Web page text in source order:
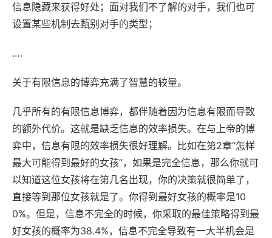
信息隐藏来获得好处；面对我们不了解的对手，我们也可
设置某些机制去甄别对手的类型；
.…
关于有限信息的博弈充满了智慧的较量。
几乎所有的有限信息博弈，都伴随着因为信息有限而导致
的额外代价。这就是缺乏信息的效率损失。在与上帝的博
弈中，信息有限的效率损失很好理解。比如在第2章“怎样
最大可能得到最好的女孩”，如果是完全信息，那么你就可
以知道这位女孩将在第几名出现，你的决策就很简单了，
直接等到那位女孩就是了。你得到最好女孩的概率是10
0%。但是，信息不完全的时候，你采取的最佳策略得到最
好女孩的概率为38.4%，信息不完全导致有一大半机会是